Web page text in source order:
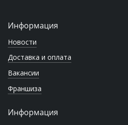
Информация
Новости
Доставка и оплата
Вакансии
Франшиза
Информация